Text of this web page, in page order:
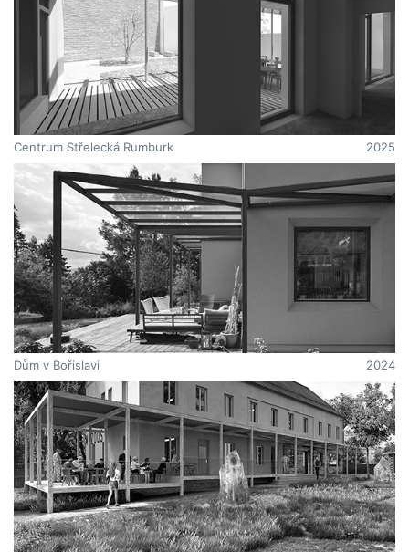
Centrum Střelecká Rumburk 2025
Dům v Bořislavi 2024